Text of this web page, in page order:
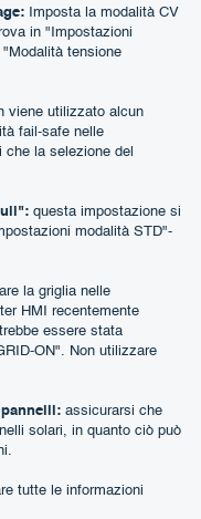
Imposta la modalità CV
in "Impostazioni
tensione
viene utilizzato alcun
fail-safe nelle
la selezione del
questa impostazione si
modalità STD"-
la griglia nelle
HMI recentemente
essere stata
ON". Non utilizzare
assicurarsi che
solari, in quanto ciò può
tutte le informazioni